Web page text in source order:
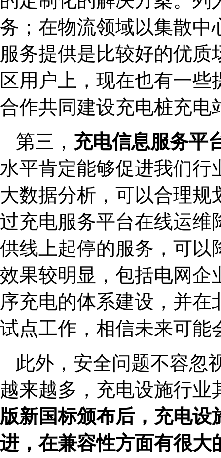
务；在物流领域以集散中
服务提供是比较好的优
区用户上，现在也有一
合作共同建设充电桩充电
第三， 充电信息服务平
水平肯定能够促进我们行
大数据分析，可以合理
过充电服务平台在线运维
供线上起停的服务，可以
效果较明显，包括电网企
序充电的体系建设，并
试点工作，相信未来可能
此外，安全问题不容忽
越来越多，充电设施行
版新国标颁布后，充电
进，在兼容性方面有很大